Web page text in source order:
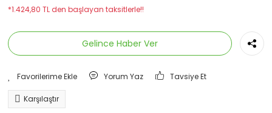
*1.424,80 TL den başlayan taksitlerle!!
Gelince Haber Ver
Yorum Yaz Tavsiye Et
Karşılaştır